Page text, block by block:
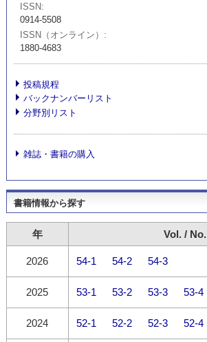
ISSN
0914-5508
ISSN（オンライン）
1880-4683
投稿規程
バックナンバーリスト
分野別リスト
雑誌・書籍の購入
書籍情報から探す
年 Vol. / No.
2026 54-1 54-2 54-3
2025 53-1 53-2 53-3 53-4
2024 52-1 52-2 52-3 52-4